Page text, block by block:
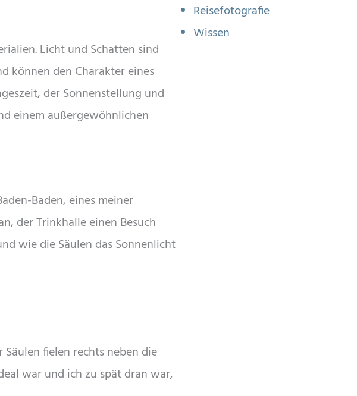
Licht und Schatten sind
können den Charakter eines
der Sonnenstellung und
einem außergewöhnlichen
Baden, eines meiner
der Trinkhalle einen Besuch
wie die Säulen das Sonnenlicht
fielen rechts neben die
war und ich zu spät dran war,
Reisefotografie
Wissen